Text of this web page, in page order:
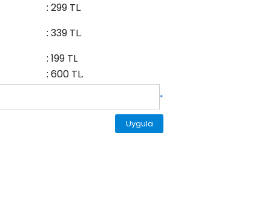
: 299 TL.
: 339 TL.
: 199 TL
: 600 TL.
*
Uygula